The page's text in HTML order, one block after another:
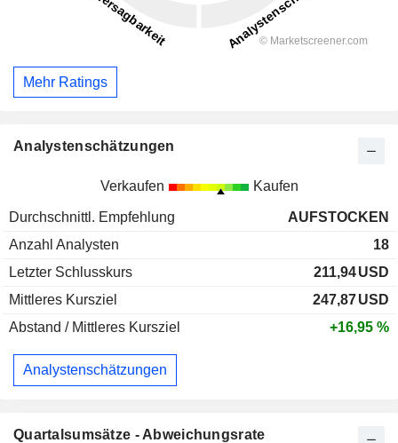
Mehr Ratings
Analystenschätzungen
Verkaufen Kaufen
Durchschnittl. Empfehlung
AUFSTOCKEN
Anzahl Analysten
18
Letzter Schlusskurs
211,94USD
Mittleres Kursziel
247,87USD
Abstand / Mittleres Kursziel
+16,95 %
Analystenschätzungen
Quartalsumsätze - Abweichungsrate